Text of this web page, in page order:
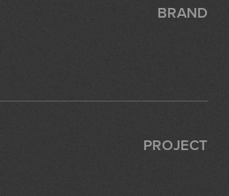
BRAND
PROJECT